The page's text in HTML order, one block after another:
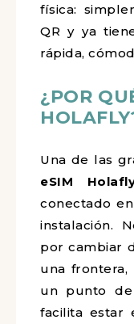
física:
QR y ya
rápida,
¿POR
Una de las
eSIM
conectado
instalación.
por cambiar
una
un punto de
facilita estar